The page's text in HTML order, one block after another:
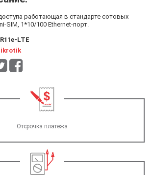
работающая в стандарте сотовых
SIM, 1*10/100 Ethernet-порт.
LTE
Отсрочка платежа